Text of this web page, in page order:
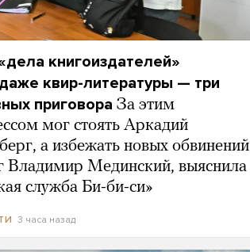
книгоиздателей»
квир-литературы — три
приговора За этим
мог стоять Аркадий
а избежать новых обвинений
Владимир Мединский, выяснила
служба Би-би-си»
3 часа назад